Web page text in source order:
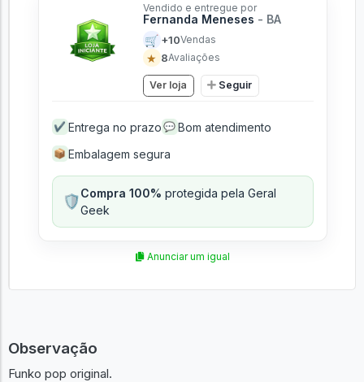
Vendido e entregue por
Fernanda Meneses - BA
🛒 +10Vendas
★ 8Avaliações
Ver loja Seguir
✔ Entrega no prazo 💬 Bom atendimento
📦 Embalagem segura
🛡️Compra 100% protegida pela Geral
Geek
Anunciar um igual
Observação
Funko pop original.